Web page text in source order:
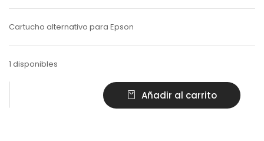
Cartucho alternativo para Epson
1 disponibles
Añadir al carrito